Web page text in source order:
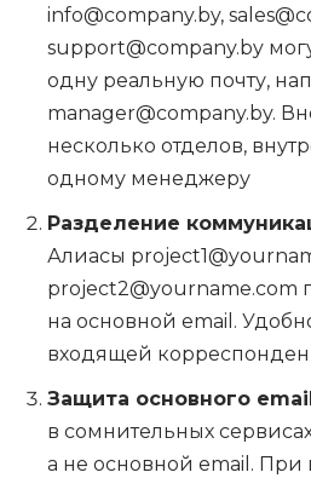
info@company.by,
support@company.by
одну реальную почту,
manager@company.by.
несколько отделов,
одному менеджеру
Разделение
Алиасы
project2@yourname.com
на основной email.
входящей
Защита основного
в сомнительных
а не основной email. При